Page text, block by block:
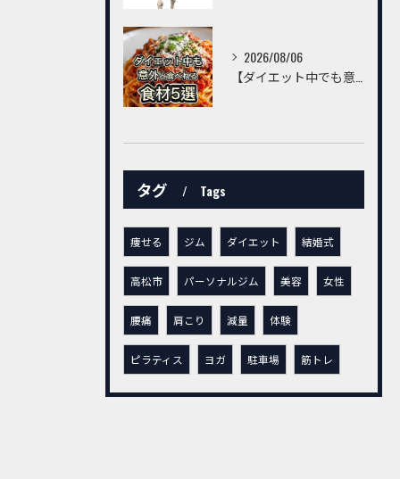
2026/08/06
タグ Tags
痩せる ジム ダイエット 結婚式
高松市 パーソナルジム 美容 女性
腰痛 肩こり 減量 体験
ピラティス ヨガ 駐車場 筋トレ